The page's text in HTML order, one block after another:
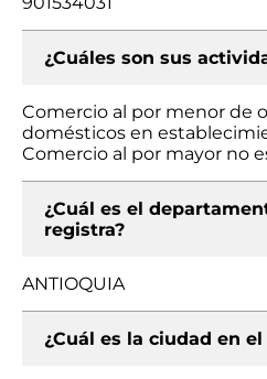
¿Cuáles son sus
Comercio al por menor de
domésticos en
Comercio al por mayor no
¿Cuál es el
registra?
ANTIOQUIA
¿Cuál es la ciudad en